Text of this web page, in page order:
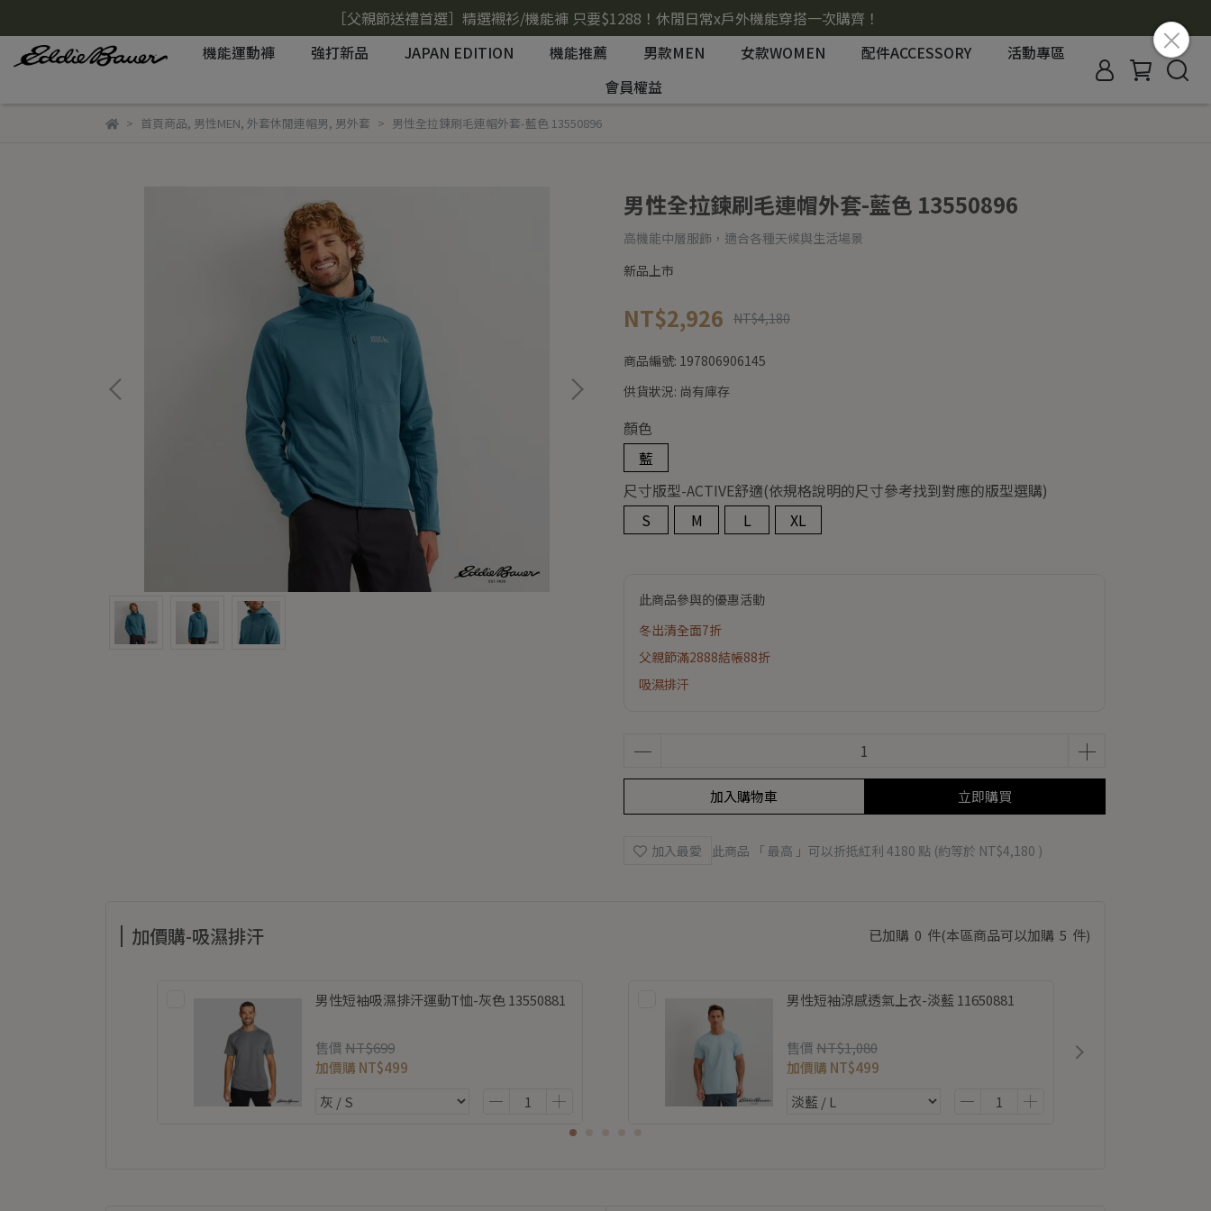
［父親節送禮首選］精選襯衫/機能褲 只要$1288！休閒日常x戶外機能穿搭一次購齊！
機能運動褲
強打新品 JAPAN EDITION 機能推薦 男款MEN 女款WOMEN 配件ACCESSORY
活動專區
會員權益
首頁商品, 男性MEN, 外套休閒連帽男, 男外套 男性全拉鍊刷毛連帽外套-藍色 13550896
男性全拉鍊刷毛連帽外套-藍色 13550896
高機能中層服飾，適合各種天候與生活場景
新品上市
NT$2,926 NT$4,180
商品編號: 197806906145
供貨狀況: 尚有庫存
顏色
藍
尺寸版型-ACTIVE舒適(依規格說明的尺寸參考找到對應的版型選購)
S
M L XL
此商品參與的優惠活動
冬出清全面7折
父親節滿2888結帳88折
吸濕排汗
加入購物車 立即購買
加入最愛 此商品 「 最高 」可以折抵紅利 4180 點 (約等於 NT$4,180 )
加價購-吸濕排汗 已加購 0 件(本區商品可以加購 5 件)
男性短袖吸濕排汗運動T恤-灰色 13550881
售價NT$699
加價購 NT$499
男性短袖涼感透氣上衣-淡藍 11650881
售價NT$1,080
加價購 NT$499